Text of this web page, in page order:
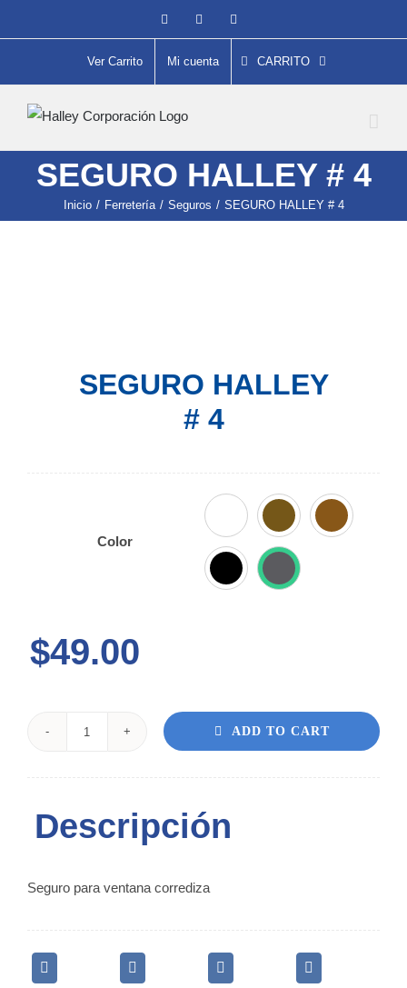
al
FacebookInstagram
Ver Carrito Mi cuenta CARRITO
SEGURO HALLEY # 4
Inicio / Ferretería / Seguros / SEGURO HALLEY # 4
SEGURO HALLEY
# 4
Color
$49.00
4
ADD TO CART
Descripción
Seguro para ventana corrediza